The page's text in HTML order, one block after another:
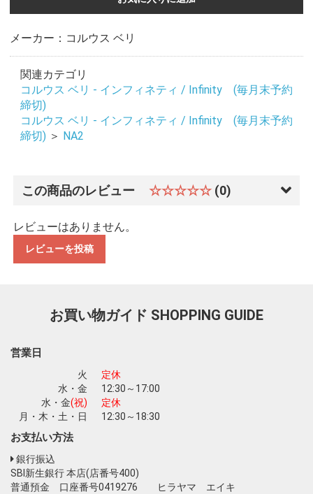
お買い物を続ける
メーカー：コルウス ベリ
関連カテゴリ
コルウス ベリ - インフィネティ / Infinity (毎月末予約
締切)
コルウス ベリ - インフィネティ / Infinity (毎月末予約
締切) ＞ NA2
この商品のレビュー ☆☆☆☆☆ (0)
レビューはありません。
レビューを投稿
お買い物ガイド SHOPPING GUIDE
営業日
火
定休
水・金
12:30～17:00
水・金(祝)
定休
月・木・土・日
12:30～18:30
お支払い方法
銀行振込
SBI新生銀行 本店(店番号400)
普通預金 口座番号0419276 ヒラヤマ エイキ